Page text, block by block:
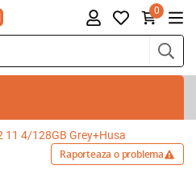
0
11 4/128GB Grey+Husa
Raporteaza o problema